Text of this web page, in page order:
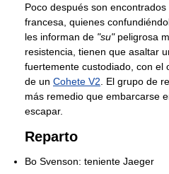
Poco después son
francesa, quienes
les informan de "su"peligrosa
resistencia, tienen que asaltar
fuertemente custodiado, con el
de un Cohete V2 . El grupo de
más remedio que embarcarse
escapar.
Reparto
Bo Svenson: teniente Jaeger